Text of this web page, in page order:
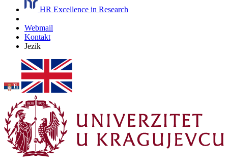
HR Excellence in Research
Webmail
Kontakt
Jezik